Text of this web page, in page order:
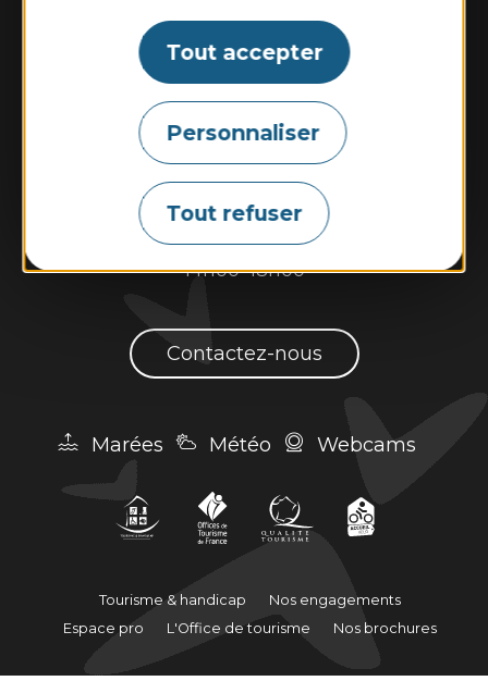
Tout accepter
Personnaliser
Tout refuser
Binic-Etables sur Mer Tourisme
6 place Le Pomellec
Tél. 02 96 73 60 12
Nos horaires d’ouverture :
Du lundi au samedi : 9h30–13h00 et
14h00–18h30.
Dimanche et jours fériés : 10h00–13h00 et
14h00–18h00
Contactez-nous
Marées Météo Webcams
Tourisme & handicap
Nos engagements
Espace pro
L'Office de tourisme Nos brochures